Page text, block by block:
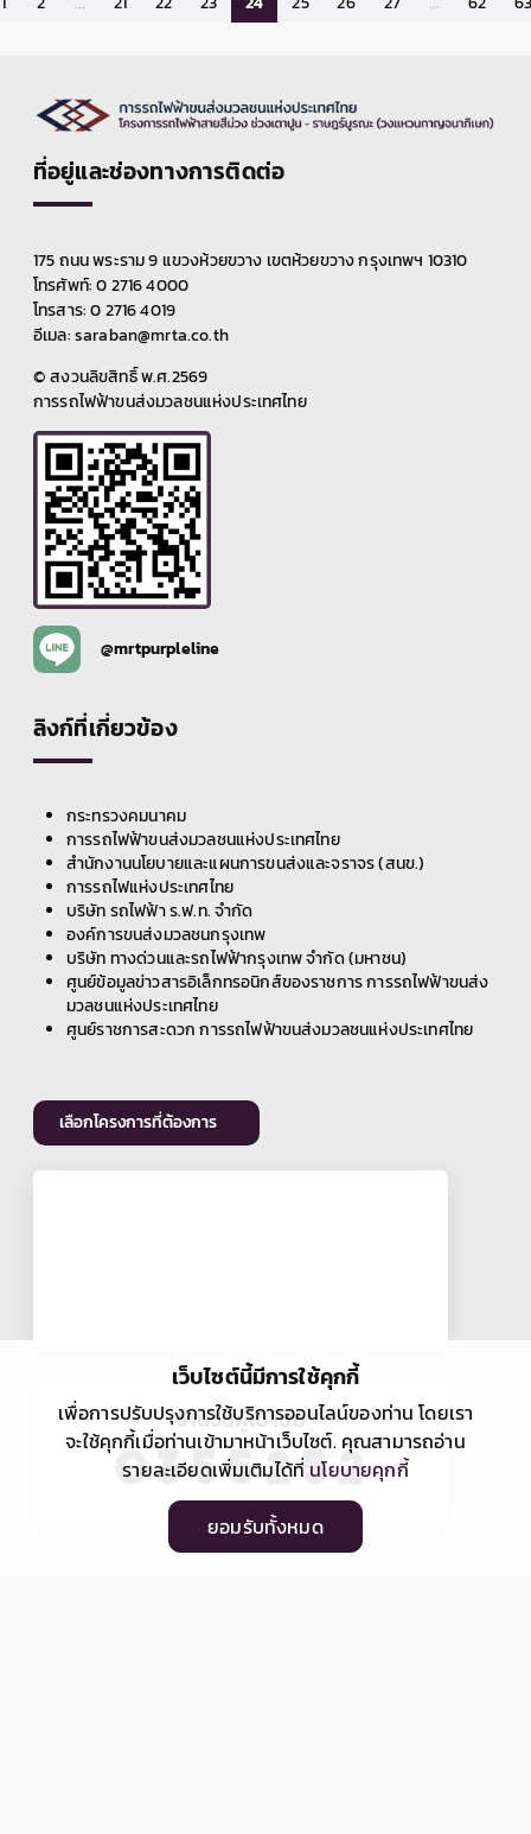
ให้ฝั่งขาเข้าไม่สามารถสัญจรได้ โดยให้เบี่ยงไปใช้ถนน
สะดวกในการเดินทางและอาจมีเสียงดังรบกวนพื้นที่
บริเวณใกล้เคียงในวันเวลาดังกล่าว ดังนั้น หากไม่มีความ
จำเป็น โปรดหลีกเลี่ยงเส้นทาง และ รฟม. ต้องขออภัยมา
ณ โอกาสนี้ โดยผู้ใช้เส้นทางสามารถสอบถามรายละเอียด
การปิดเบี่ยงจราจรได้ที่หมายเลข 08 5014 6522 และ
purplelinesouth.com Facebook โครงการรถไฟฟ้า
สายสีม่วง ช่วงเตาปูน - ราษฎร์บูรณะ และ Line
@mrtpurpleline
ที่อยู่และช่องทางการติดต่อ
175 ถนน พระราม 9 แขวงห้วยขวาง เขตห้วยขวาง กรุงเทพฯ 10310
โทรศัพท์: 0 2716 4000
โทรสาร: 0 2716 4019
อีเมล: saraban@mrta.co.th
© สงวนลิขสิทธิ์ พ.ศ.2569
การรถไฟฟ้าขนส่งมวลชนแห่งประเทศไทย
@mrtpurpleline
ลิงก์ที่เกี่ยวข้อง
กระทรวงคมนาคม
การรถไฟฟ้าขนส่งมวลชนแห่งประเทศไทย
สำนักงานนโยบายและแผนการขนส่งและจราจร (สนข.)
การรถไฟแห่งประเทศไทย
บริษัท รถไฟฟ้า ร.ฟ.ท. จำกัด
องค์การขนส่งมวลชนกรุงเทพ
บริษัท ทางด่วนและรถไฟฟ้ากรุงเทพ จำกัด (มหาชน)
ศูนย์ข้อมูลข่าวสารอิเล็กทรอนิกส์ของราชการ การรถไฟฟ้าขนส่ง
มวลชนแห่งประเทศไทย
ศูนย์ราชการสะดวก การรถไฟฟ้าขนส่งมวลชนแห่งประเทศไทย
เลือกโครงการที่ต้องการ
จำนวนผู้เข้าชม
เว็บไซต์นี้มีการใช้คุกกี้
เพื่อการปรับปรุงการใช้บริการออนไลน์ของท่าน โดยเรา
จะใช้คุกกี้เมื่อท่านเข้ามาหน้าเว็บไซต์. คุณสามารถอ่าน
รายละเอียดเพิ่มเติมได้ที่ นโยบายคุกกี้
ยอมรับทั้งหมด